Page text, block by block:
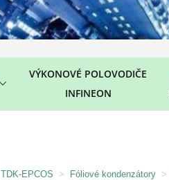
VÝKONOVÉ POLOVODIČE
INFINEON
TDK-EPCOS > Fóliové kondenzátory >